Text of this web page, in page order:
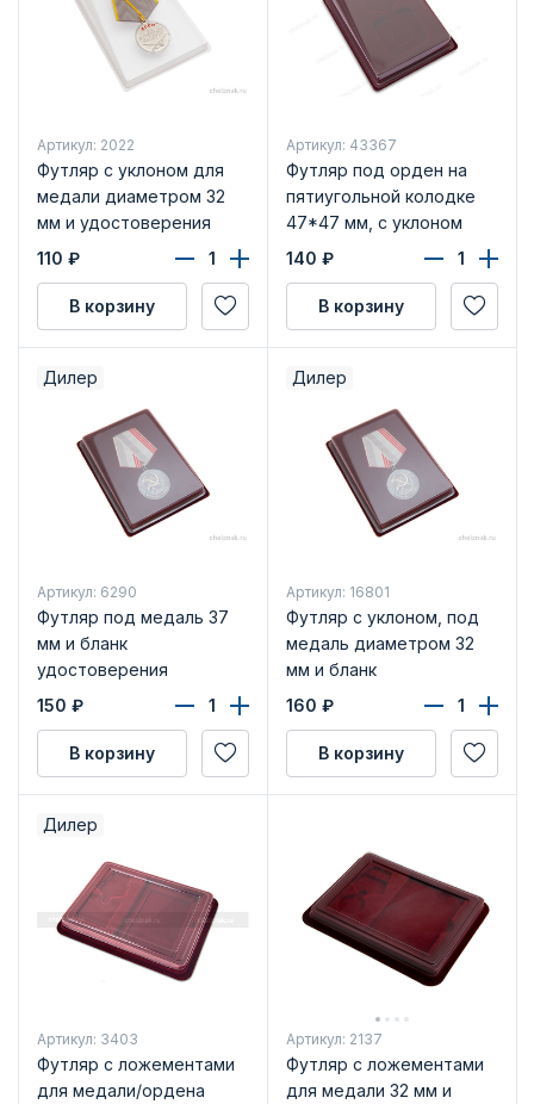
Артикул: 2022
Футляр с уклоном для
медали диаметром 32
мм и удостоверения
110 ₽
В корзину
Артикул: 43367
Футляр под орден на
пятиугольной колодке
47*47 мм, с уклоном
(100х133х25 мм)
140 ₽
В корзину
Дилер
Артикул: 6290
Футляр под медаль 37
мм и бланк
удостоверения
150 ₽
В корзину
Дилер
Артикул: 16801
Футляр с уклоном, под
медаль диаметром 32
мм и бланк
удостоверения
160 ₽
В корзину
Дилер
Артикул: 3403
Футляр с ложементами
для медали/ордена
Артикул: 2137
Футляр с ложементами
для медали 32 мм и